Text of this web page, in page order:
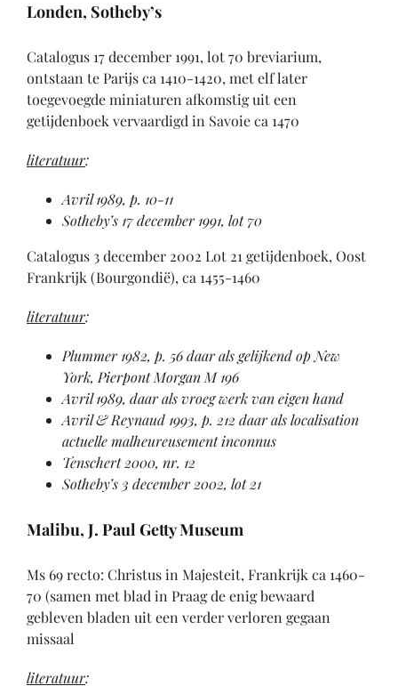
Londen, Sotheby’s
Catalogus 17 december 1991, lot 70 breviarium,
ontstaan te Parijs ca 1410-1420, met elf later
toegevoegde miniaturen afkomstig uit een
getijdenboek vervaardigd in Savoie ca 1470
literatuur:
Avril 1989, p. 10-11
Sotheby’s 17 december 1991, lot 70
Catalogus 3 december 2002 Lot 21 getijdenboek, Oost
Frankrijk (Bourgondië), ca 1455-1460
literatuur:
Plummer 1982, p. 56 daar als gelijkend op New
York, Pierpont Morgan M 196
Avril 1989, daar als vroeg werk van eigen hand
Avril & Reynaud 1993, p. 212 daar als localisation
actuelle malheureusement inconnus
Tenschert 2000, nr. 12
Sotheby’s 3 december 2002, lot 21
Malibu, J. Paul Getty Museum
Ms 69 recto: Christus in Majesteit, Frankrijk ca 1460-
70 (samen met blad in Praag de enig bewaard
gebleven bladen uit een verder verloren gegaan
missaal
literatuur: